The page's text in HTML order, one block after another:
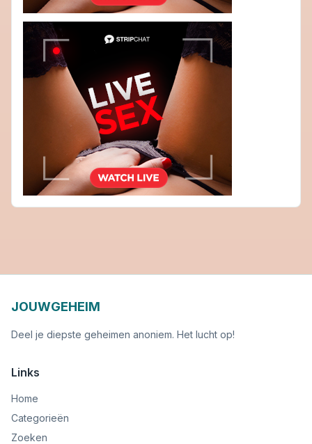
JOUWGEHEIM
Deel je diepste geheimen anoniem. Het lucht op!
Links
Home
Categorieën
Zoeken